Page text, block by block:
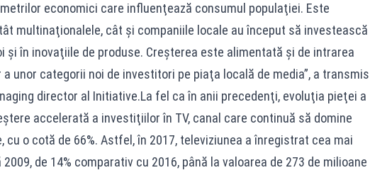
economici care influenţează consumul populaţiei. Este
multinaţionalele, cât şi companiile locale au început să investească
şi în inovaţiile de produse. Creşterea este alimentată şi de intrarea
unor categorii noi de investitori pe piaţa locală de media”, a transmis
director al Initiative.La fel ca în anii precedenţi, evoluţia pieţei a
accelerată a investiţiilor în TV, canal care continuă să domine
cu o cotă de 66%. Astfel, în 2017, televiziunea a înregistrat cea mai
de 14% comparativ cu 2016, până la valoarea de 273 de milioane